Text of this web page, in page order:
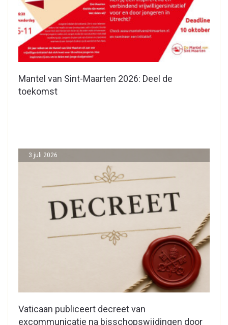
Mantel van Sint-Maarten 2026: Deel de
toekomst
Vaticaan publiceert decreet van
excommunicatie na bisschopswijdingen door
3 juli 2026